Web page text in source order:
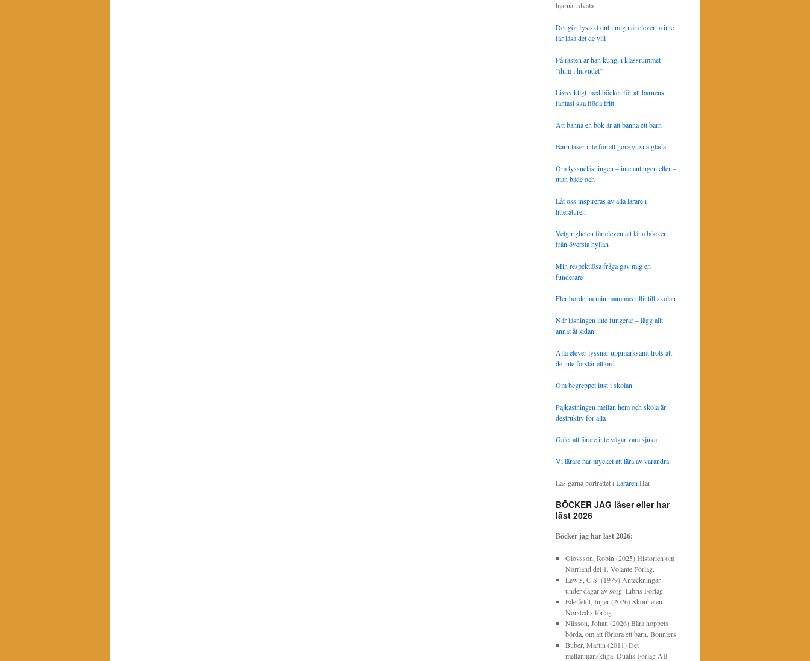
hjärna i dvala
Det gör fysiskt ont i mig när eleverna inte
får läsa det de vill
På rasten är han kung, i klassrummet
”dum i huvudet”
Livsviktigt med böcker för att barnens
fantasi ska flöda fritt
Att banna en bok är att banna ett barn
Barn läser inte för att göra vuxna glada
Om lyssneläsningen – inte antingen eller –
utan både och
Låt oss inspireras av alla lärare i
litteraturen
Vetgirigheten får eleven att låna böcker
från översta hyllan
Min respektlösa fråga gav mig en
funderare
Fler borde ha min mammas tillit till skolan
När läsningen inte fungerar – lägg allt
annat åt sidan
Alla elever lyssnar uppmärksamt trots att
de inte förstår ett ord
Om begreppet lust i skolan
Pajkastningen mellan hem och skola är
destruktiv för alla
Galet att lärare inte vågar vara sjuka
Vi lärare har mycket att lära av varandra
Läs gärna porträttet i Läraren Här
BÖCKER JAG läser eller har
läst 2026
Böcker jag har läst2026:
Olovsson, Robin (2025) Historien om
Norrland del 1. Volante Förlag.
Lewis, C.S. (1979) Anteckningar
under dagar av sorg. Libris Förlag.
Edelfeldt, Inger (2026) Skönheten.
Norstedts förlag.
Nilsson, Johan (2026) Bära hoppets
börda, om att förlora ett barn. Bonniers
Buber, Martin (2011) Det
mellanmänskliga. Dualis Förlag AB